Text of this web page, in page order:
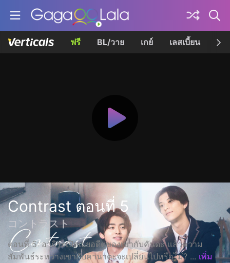
ฟรี BL/วาย เกย์ เลสเบี้ยน เค
Contrast ตอนที่ 5
コントラスト
ตอนที่ 5: อากิระเปิดเผยอดีตของเขากับคันดะ แล้วความ
สัมพันธ์ระหว่างเขากับคานาตะจะเปลี่ยนไปหรือไม่? ... เพิ่ม